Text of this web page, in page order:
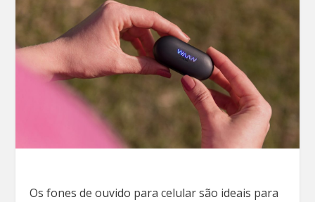
Os fones de ouvido para celular são ideais para